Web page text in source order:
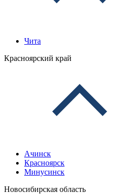
Чита
Красноярский край
Ачинск
Красноярск
Минусинск
Новосибирская область